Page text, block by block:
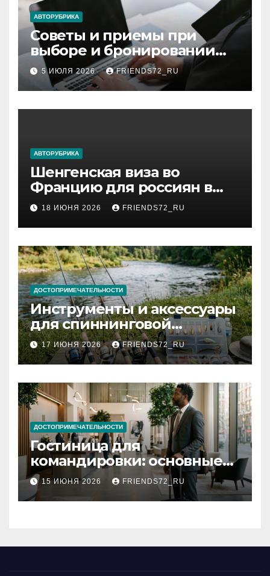
АВТОРУБРИКА
Советы и приемы при
выборе и бронировании
авиабилетов
5 ИЮЛЯ 2026 FRIENDS72_RU
АВТОРУБРИКА
Шенгенская виза во
Францию для россиян в
2026 году: сроки от 3 дней
и список необходимых
документов
18 ИЮНЯ 2026 FRIENDS72_RU
ДОСТОПРИМЕЧАТЕЛЬНОСТИ
Инструменты и аксессуары
для спиннинговой
рыбалки: назначение и
типы
17 ИЮНЯ 2026 FRIENDS72_RU
ДОСТОПРИМЕЧАТЕЛЬНОСТИ
Гостиница для
командировки: основные
критерии выбора
15 ИЮНЯ 2026 FRIENDS72_RU